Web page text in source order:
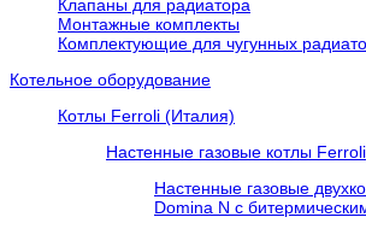
Клапаны для радиатора
Монтажные комплекты
Комплектующие для чугунных
Котельное оборудование
Котлы Ferroli (Италия)
Настенные газовые котлы Ferroli
Настенные газовые
Domina N с